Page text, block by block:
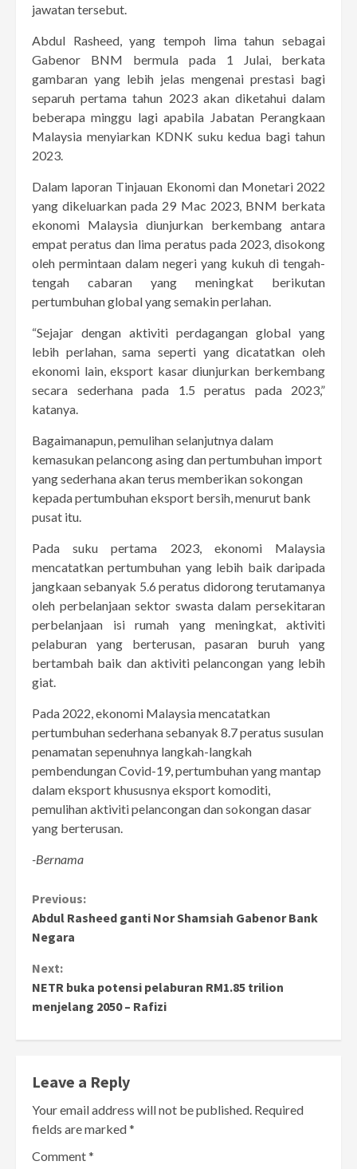
jawatan tersebut.
Abdul Rasheed, yang tempoh lima tahun sebagai
Gabenor BNM bermula pada 1 Julai, berkata
gambaran yang lebih jelas mengenai prestasi bagi
separuh pertama tahun 2023 akan diketahui dalam
beberapa minggu lagi apabila Jabatan Perangkaan
Malaysia menyiarkan KDNK suku kedua bagi tahun
2023.
Dalam laporan Tinjauan Ekonomi dan Monetari 2022
yang dikeluarkan pada 29 Mac 2023, BNM berkata
ekonomi Malaysia diunjurkan berkembang antara
empat peratus dan lima peratus pada 2023, disokong
oleh permintaan dalam negeri yang kukuh di tengah-
tengah cabaran yang meningkat berikutan
pertumbuhan global yang semakin perlahan.
“Sejajar dengan aktiviti perdagangan global yang
lebih perlahan, sama seperti yang dicatatkan oleh
ekonomi lain, eksport kasar diunjurkan berkembang
secara sederhana pada 1.5 peratus pada 2023,”
katanya.
Bagaimanapun, pemulihan selanjutnya dalam
kemasukan pelancong asing dan pertumbuhan import
yang sederhana akan terus memberikan sokongan
kepada pertumbuhan eksport bersih, menurut bank
pusat itu.
Pada suku pertama 2023, ekonomi Malaysia
mencatatkan pertumbuhan yang lebih baik daripada
jangkaan sebanyak 5.6 peratus didorong terutamanya
oleh perbelanjaan sektor swasta dalam persekitaran
perbelanjaan isi rumah yang meningkat, aktiviti
pelaburan yang berterusan, pasaran buruh yang
bertambah baik dan aktiviti pelancongan yang lebih
giat.
Pada 2022, ekonomi Malaysia mencatatkan
pertumbuhan sederhana sebanyak 8.7 peratus susulan
penamatan sepenuhnya langkah-langkah
pembendungan Covid-19, pertumbuhan yang mantap
dalam eksport khususnya eksport komoditi,
pemulihan aktiviti pelancongan dan sokongan dasar
yang berterusan.
-Bernama
Continue
Reading
Previous:
Abdul Rasheed ganti Nor Shamsiah Gabenor Bank
Negara
Next:
NETR buka potensi pelaburan RM1.85 trilion
menjelang 2050 – Rafizi
Leave a Reply
Your email address will not be published. Required
fields are marked*
Comment*